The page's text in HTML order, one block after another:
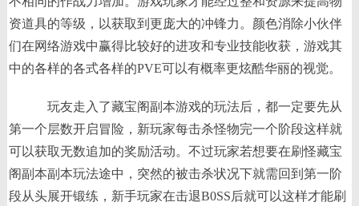
资道具的等级，以获取到更庞大的冲锋力。颜色消除小伙伴
们在网络游戏中赢得比较好的进攻和专业技能收获，游戏其
中的各样的各式各样的PVE可以有概率更炫酷华丽的视觉。
玩友走入了藏宝阁副本游戏的玩法后，都一定要先从
第一个层数开启冒险，新玩家每击杀怪物完一个阶段这样就
可以获取无数追加的奖励活动。不过玩家若想要在刷怪藏宝
阁副本副本玩法途中，突然的被击杀状况下就需回到第一阶
段从头展开锻练，新手玩家在击退B0SS后就可以这样才能刷